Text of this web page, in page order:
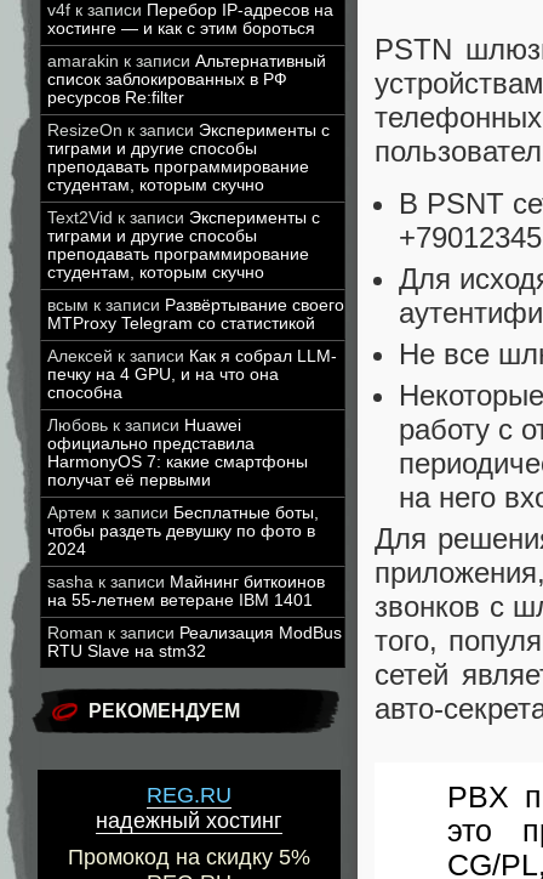
v4f к записи Перебор IP-адресов на
хостинге — и как с этим бороться
amarakin к записи Альтернативный
список заблокированных в РФ
ресурсов Re:filter
ResizeOn к записи Эксперименты с
тиграми и другие способы
преподавать программирование
студентам, которым скучно
Text2Vid к записи Эксперименты с
тиграми и другие способы
преподавать программирование
студентам, которым скучно
всым к записи Развёртывание своего
MTProxy Telegram со статистикой
Алексей к записи Как я собрал LLM-
печку на 4 GPU, и на что она
способна
Любовь к записи Huawei
официально представила
HarmonyOS 7: какие смартфоны
получат её первыми
Артем к записи Бесплатные боты,
чтобы раздеть девушку по фото в
2024
sasha к записи Майнинг биткоинов
на 55-летнем ветеране IBM 1401
Roman к записи Реализация ModBus
RTU Slave на stm32
РЕКОМЕНДУЕМ
REG.RU
надежный хостинг
Промокод на скидку 5%
PSTN
В PSNT
Для
Не все
работу с
на него
Для
звонков с
того,
сетей
авто-
PBX
это
CG/